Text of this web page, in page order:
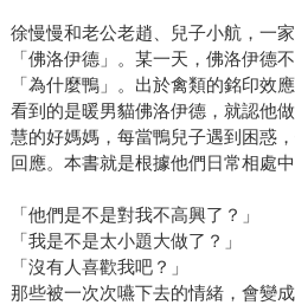
徐慢慢和老公老趙、兒子小航，一
「佛洛伊德」。某一天，佛洛伊德
「為什麼鴨」。出於禽類的銘印效
看到的是暖男貓佛洛伊德，就認他
慧的好媽媽，每當鴨兒子遇到困惑
回應。本書就是根據他們日常相處
「他們是不是對我不高興了？」
「我是不是太小題大做了？」
「沒有人喜歡我吧？」
那些被一次次嚥下去的情緒，會變